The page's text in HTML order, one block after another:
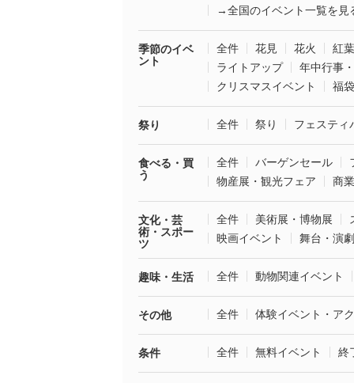
→全国のイベント一覧を見
季節のイベ
ント
全件 花見 花火
紅葉
ライトアップ
年中行事
クリスマスイベント
福
祭り 全件 祭り フェスティ
食べる・買
う
全件 バーゲンセール
物産展・観光フェア
商
文化・芸
術・スポー
ツ
全件 美術展・博物展
映画イベント
舞台・演劇
趣味・生活 全件 動物関連イベント
その他 全件 体験イベント・ア
条件 全件 無料イベント 終